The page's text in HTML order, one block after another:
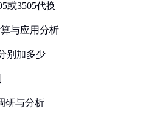
或3505代换
与应用分析
别加多少
研与分析